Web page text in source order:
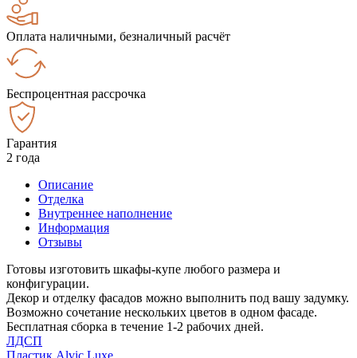
Оплата наличными, безналичный расчёт
Беспроцентная рассрочка
Гарантия
2 года
Описание
Отделка
Внутреннее наполнение
Информация
Отзывы
Готовы изготовить шкафы-купе любого размера и
конфигурации.
Декор и отделку фасадов можно выполнить под вашу задумку.
Возможно сочетание нескольких цветов в одном фасаде.
Бесплатная сборка в течение 1-2 рабочих дней.
ЛДСП
Пластик Alvic Luxe